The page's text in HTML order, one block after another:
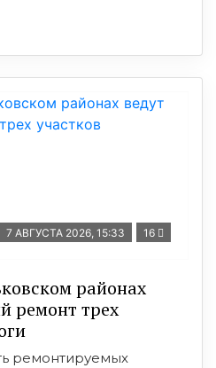
7 АВГУСТА 2026, 15:33 16
районах
ремонт трех
ремонтируемых